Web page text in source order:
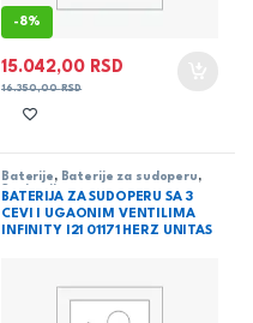
-8%
15.042,00 RSD
16.350,00RSD
Baterije , Baterije za sudoperu ,
Sanitarija
BATERIJA ZA SUDOPERU SA 3
CEVI I UGAONIM VENTILIMA
INFINITY I21 01171 HERZ UNITAS